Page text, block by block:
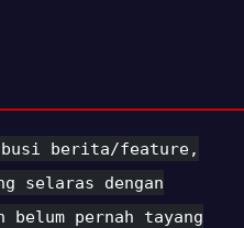
berita/feature,
selaras dengan
pernah tayang